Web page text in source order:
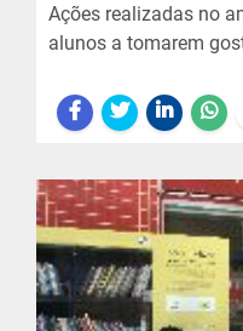
Ações realizadas no
alunos a tomarem